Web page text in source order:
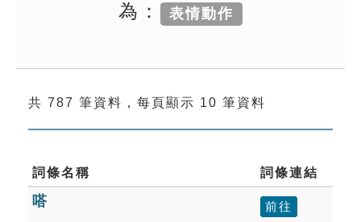
成語故事
索引選單
單字索引
生命大百科索引
為： 表情動作
共 787 筆資料，每頁顯示 10 筆資料
詞條名稱 詞條連結
嗒 前往